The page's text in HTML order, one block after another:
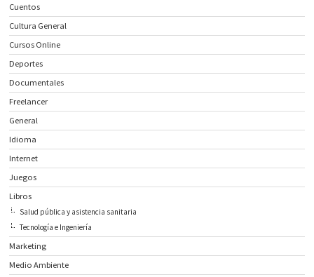
Cuentos
Cultura General
Cursos Online
Deportes
Documentales
Freelancer
General
Idioma
Internet
Juegos
Libros
Salud pública y asistencia sanitaria
Tecnología e Ingeniería
Marketing
Medio Ambiente